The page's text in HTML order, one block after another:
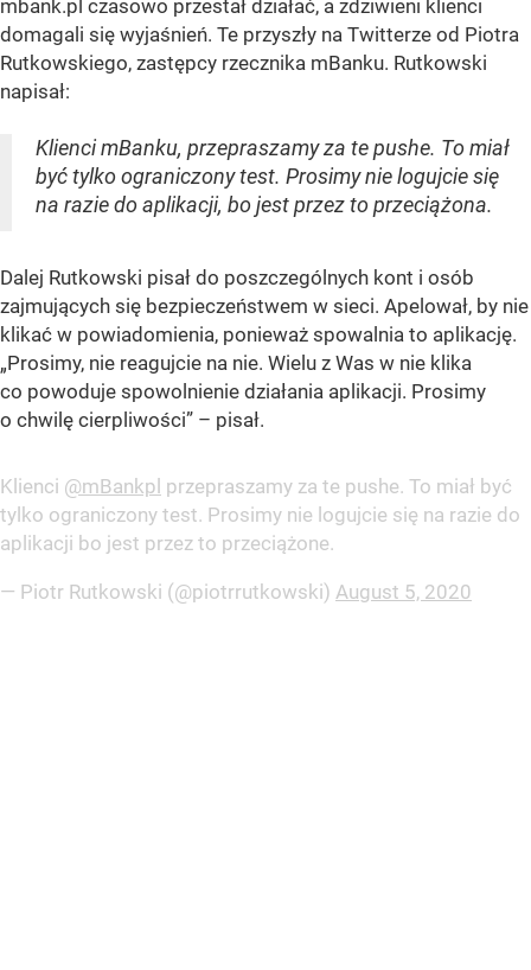
mbank.pl czasowo przestał działać, a zdziwieni klienci
domagali się wyjaśnień. Te przyszły na Twitterze od Piotra
Rutkowskiego, zastępcy rzecznika mBanku. Rutkowski
napisał:
Klienci mBanku, przepraszamy za te pushe. To miał
być tylko ograniczony test. Prosimy nie logujcie się
na razie do aplikacji, bo jest przez to przeciążona.
Dalej Rutkowski pisał do poszczególnych kont i osób
zajmujących się bezpieczeństwem w sieci. Apelował, by nie
klikać w powiadomienia, ponieważ spowalnia to aplikację.
„Prosimy, nie reagujcie na nie. Wielu z Was w nie klika
co powoduje spowolnienie działania aplikacji. Prosimy
o chwilę cierpliwości” – pisał.
Klienci @mBankpl przepraszamy za te pushe. To miał być
tylko ograniczony test. Prosimy nie logujcie się na razie do
aplikacji bo jest przez to przeciążone.
— Piotr Rutkowski (@piotrrutkowski) August 5, 2020